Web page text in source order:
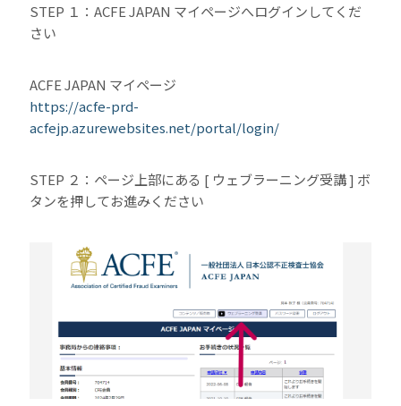
STEP １：ACFE JAPAN マイページへログインしてくだ
さい
ACFE JAPAN マイページ
https://acfe-prd-
acfejp.azurewebsites.net/portal/login/
STEP ２：ページ上部にある [ ウェブラーニング受講 ] ボ
タンを押してお進みください